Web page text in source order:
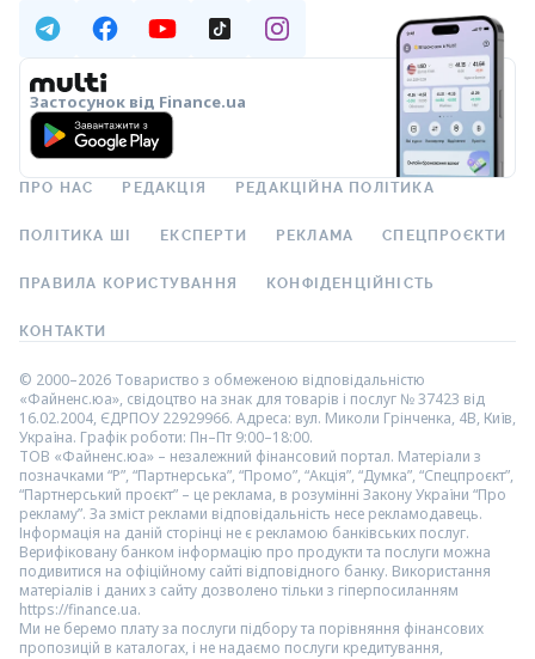
Застосунок від Finance.ua
ПРО НАС РЕДАКЦІЯ РЕДАКЦІЙНА ПОЛІТИКА
ПОЛІТИКА ШІ ЕКСПЕРТИ РЕКЛАМА СПЕЦПРОЄКТИ
ПРАВИЛА КОРИСТУВАННЯ КОНФІДЕНЦІЙНІСТЬ
КОНТАКТИ
© 2000–2026 Товариство з обмеженою відповідальністю
«Файненс.юа», свідоцтво на знак для товарів і послуг № 37423 від
16.02.2004, ЄДРПОУ 22929966. Адреса: вул. Миколи Грінченка, 4В, Київ,
Україна. Графік роботи: Пн–Пт 9:00–18:00.
ТОВ «Файненс.юа» – незалежний фінансовий портал. Матеріали з
позначками “Р”, “Партнерська”, “Промо”, “Акція”, “Думка”, “Спецпроєкт”,
“Партнерський проєкт” – це реклама, в розумінні Закону України “Про
рекламу”. За зміст реклами відповідальність несе рекламодавець.
Інформація на даній сторінці не є рекламою банківських послуг.
Верифіковану банком інформацію про продукти та послуги можна
подивитися на офіційному сайті відповідного банку. Використання
матеріалів і даних з сайту дозволено тільки з гіперпосиланням
https://finance.ua.
Ми не беремо плату за послуги підбору та порівняння фінансових
пропозицій в каталогах, і не надаємо послуги кредитування,